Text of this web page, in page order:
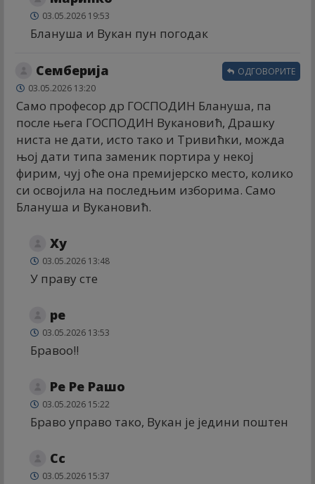
03.05.2026 19:53
Блануша и Вукан пун погодак
Семберија
03.05.2026 13:20
Само професор др ГОСПОДИН Блануша, па
после њега ГОСПОДИН Вукановић, Драшку
ниста не дати, исто тако и Тривићки, можда
њој дати типа заменик портира у некој
фирим, чуј оће она премијерско место, колико
си освојила на последњим изборима. Само
Блануша и Вукановић.
ОДГОВОРИТЕ
Xy
03.05.2026 13:48
У праву сте
ре
03.05.2026 13:53
Бравоо!!
Ре Ре Рашо
03.05.2026 15:22
Браво управо тако, Вукан је једини поштен
Сс
03.05.2026 15:37